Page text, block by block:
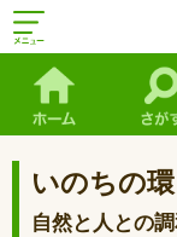
いのちの
自然と人との